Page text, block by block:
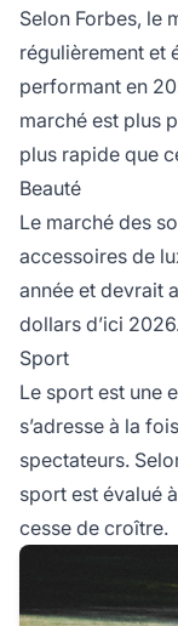
Selon Forbes, le
régulièrement et
performant en
marché est plus
plus rapide que
Beauté
Le marché des
accessoires de
année et devrait
dollars d’ici
Sport
Le sport est une
s’adresse à la
spectateurs.
sport est évalué
cesse de croître.